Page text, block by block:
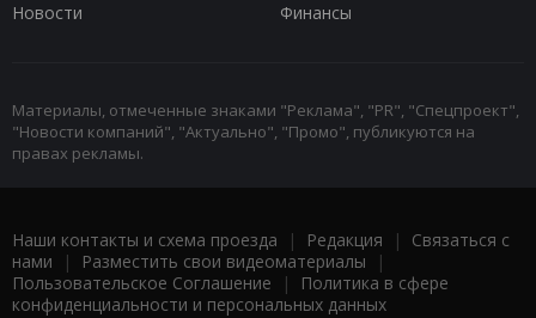
Новости
Финансы
Материалы, отмеченные знаками "Реклама", "PR", "Спецпроект",
"Новости компаний", "Актуально", "Промо", публикуются на
правах рекламы.
Наши контакты и схема проезда | Редакция | Связаться с
нами | Разместить свои видеоматериалы |
Пользовательское Соглашение |
Политика в сфере
конфиденциальности и персональных данных